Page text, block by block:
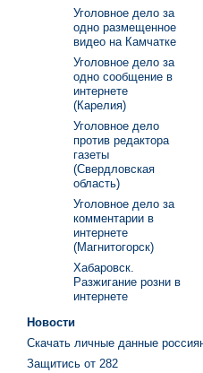
Уголовное дело за
одно размещенное
видео на Камчатке
Уголовное дело за
одно сообщение в
интернете
(Карелия)
Уголовное дело
против редактора
газеты
(Свердловская
область)
Уголовное дело за
комментарии в
интернете
(Магнитогорск)
Хабаровск.
Разжигание розни в
интернете
Новости
Скачать личные данные
Защитись от 282